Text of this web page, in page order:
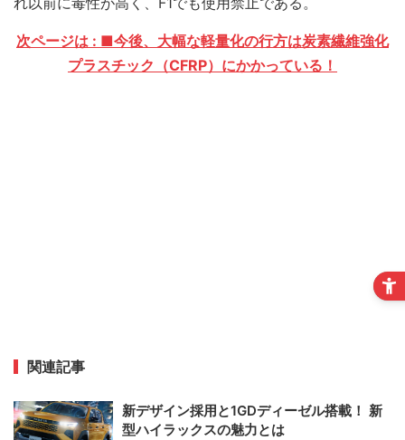
次ページは : ■今後、大幅な軽量化の行方は炭素繊維強化
プラスチック（CFRP）にかかっている！
関連記事
新デザイン採用と1GDディーゼル搭載！ 新
型ハイラックスの魅力とは